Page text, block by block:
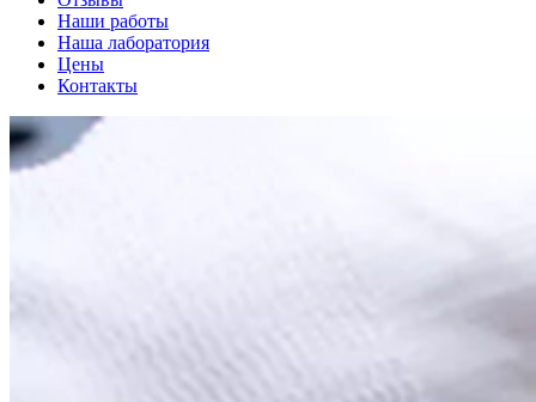
Наши работы
Наша лаборатория
Цены
Контакты